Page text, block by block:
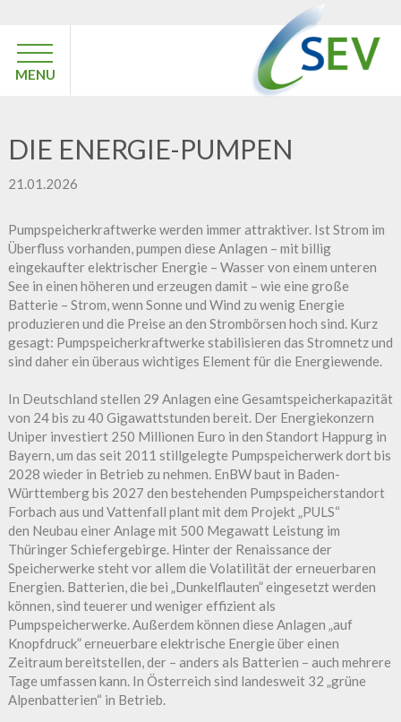
MENU
DIE ENERGIE-PUMPEN
21.01.2026
Pumpspeicherkraftwerke werden immer attraktiver. Ist Strom im
Überfluss vorhanden, pumpen diese Anlagen – mit billig
eingekaufter elektrischer Energie – Wasser von einem unteren
See in einen höheren und erzeugen damit – wie eine große
Batterie – Strom, wenn Sonne und Wind zu wenig Energie
produzieren und die Preise an den Strombörsen hoch sind. Kurz
gesagt: Pumpspeicherkraftwerke stabilisieren das Stromnetz und
sind daher ein überaus wichtiges Element für die Energiewende.
In Deutschland stellen 29 Anlagen eine Gesamtspeicherkapazität
von 24 bis zu 40 Gigawattstunden bereit. Der Energiekonzern
Uniper investiert 250 Millionen Euro in den Standort Happurg in
Bayern, um das seit 2011 stillgelegte Pumpspeicherwerk dort bis
2028 wieder in Betrieb zu nehmen. EnBW baut in Baden-
Württemberg bis 2027 den bestehenden Pumpspeicherstandort
Forbach aus und Vattenfall plant mit dem Projekt „PULS“
den Neubau einer Anlage mit 500 Megawatt Leistung im
Thüringer Schiefergebirge. Hinter der Renaissance der
Speicherwerke steht vor allem die Volatilität der erneuerbaren
Energien. Batterien, die bei „Dunkelflauten” eingesetzt werden
können, sind teuerer und weniger effizient als
Pumpspeicherwerke. Außerdem können diese Anlagen „auf
Knopfdruck” erneuerbare elektrische Energie über einen
Zeitraum bereitstellen, der – anders als Batterien – auch mehrere
Tage umfassen kann. In Österreich sind landesweit 32 „grüne
Alpenbatterien“ in Betrieb.